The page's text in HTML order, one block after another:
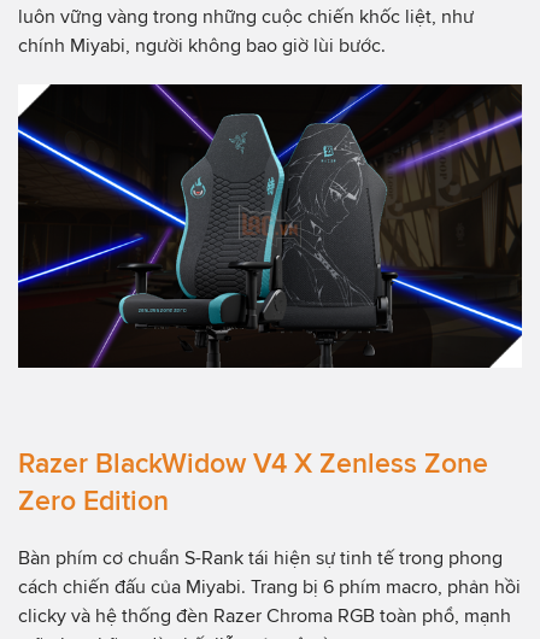
luôn vững vàng trong những cuộc chiến khốc liệt, như
chính Miyabi, người không bao giờ lùi bước.
Razer BlackWidow V4 X Zenless Zone
Zero Edition
Bàn phím cơ chuẩn S-Rank tái hiện sự tinh tế trong phong
cách chiến đấu của Miyabi. Trang bị 6 phím macro, phản hồi
clicky và hệ thống đèn Razer Chroma RGB toàn phổ, mạnh